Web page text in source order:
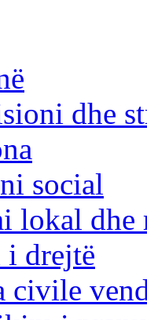
dhe
social
lokal dhe
i drejtë
civile